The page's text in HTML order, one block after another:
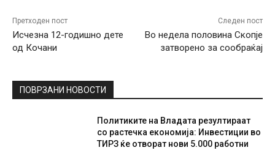
Претходен пост
Исчезна 12-годишно дете
од Кочани
Следен пост
Во недела половина Скопје
затворено за сообраќај
ПОВРЗАНИ НОВОСТИ
Политиките на Владата резултираат
со растечка економија: Инвестиции во
ТИРЗ ќе отворат нови 5.000 работни